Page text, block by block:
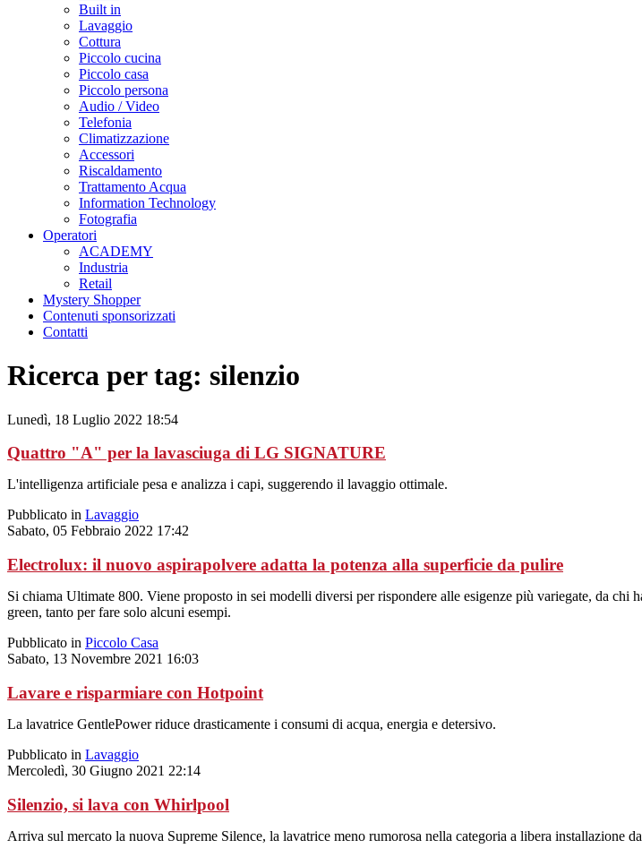
Built in
Lavaggio
Cottura
Piccolo cucina
Piccolo casa
Piccolo persona
Audio / Video
Telefonia
Climatizzazione
Accessori
Riscaldamento
Trattamento Acqua
Information Technology
Fotografia
Operatori
ACADEMY
Industria
Retail
Mystery Shopper
Contenuti sponsorizzati
Contatti
Ricerca per tag: silenzio
Lunedì, 18 Luglio 2022 18:54
Quattro "A" per la lavasciuga di LG SIGNATURE
L'intelligenza artificiale pesa e analizza i capi, suggerendo il lavaggio ottimale.
Pubblicato in Lavaggio
Sabato, 05 Febbraio 2022 17:42
Electrolux: il nuovo aspirapolvere adatta la potenza alla superficie da pulire
Si chiama Ultimate 800. Viene proposto in sei modelli diversi per rispondere alle esigenze più variegate, da chi
green, tanto per fare solo alcuni esempi.
Pubblicato in Piccolo Casa
Sabato, 13 Novembre 2021 16:03
Lavare e risparmiare con Hotpoint
La lavatrice GentlePower riduce drasticamente i consumi di acqua, energia e detersivo.
Pubblicato in Lavaggio
Mercoledì, 30 Giugno 2021 22:14
Silenzio, si lava con Whirlpool
Arriva sul mercato la nuova Supreme Silence, la lavatrice meno rumorosa nella categoria a libera installazione